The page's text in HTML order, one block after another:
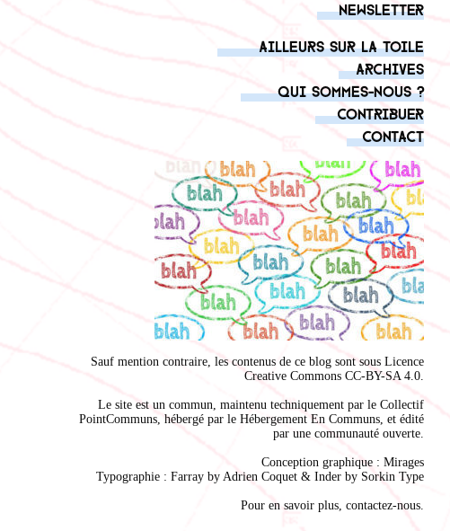
Newsletter
Ailleurs sur la toile
Archives
Qui sommes-nous ?
Contribuer
Contact
Sauf mention contraire, les contenus de ce blog sont sous Licence
Creative Commons CC-BY-SA 4.0.
Le site est un commun, maintenu techniquement par le Collectif
PointCommuns, hébergé par le Hébergement En Communs, et édité
par une communauté ouverte.
Conception graphique : Mirages
Typographie : Farray by Adrien Coquet & Inder by Sorkin Type
Pour en savoir plus, contactez-nous.